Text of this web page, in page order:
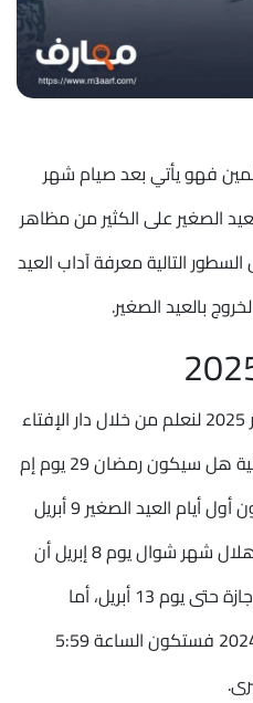
فهو يأتي بعد صيام شهر
الصغير على الكثير من مظاهر
التالية معرفة آداب العيد
بالعيد الصغير.
ننتظر جميعاً ليلة الشك عيد الفطر 2025 لنعلم من خلال دار الإفتاء
المصرية ومعهد البحوث الإسلامية هل سيكون رمضان 29 يوم إم
سيتم 30 يوم، وفي الأغلب سيكون أول أيام العيد الصغير 9 أبريل
2025 في حالة نتج عن استطلاع هلال شهر شوال يوم 8 إبريل أن
رمضان 29 يوم فقط؛ وتستمر الإجازة حتى يوم 13 أبريل، أما
بالنسبة لموعد صلاة عيد الفطر 2024 فستكون الساعة 5:59